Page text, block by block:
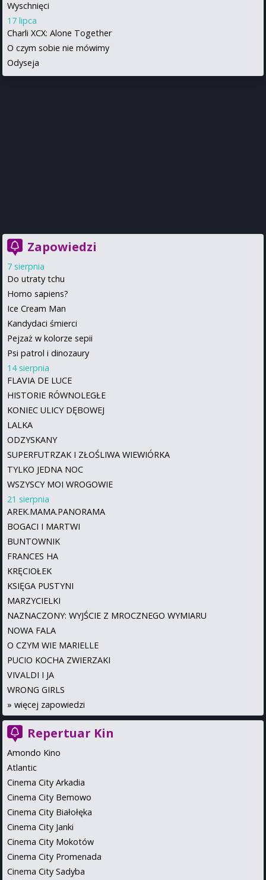
Wyschnięci
17 lipca
Charli XCX: Alone Together
O czym sobie nie mówimy
Odyseja
Zapowiedzi
7 sierpnia
Do utraty tchu
Homo sapiens?
Ice Cream Man
Kandydaci śmierci
Pejzaż w kolorze sepii
Psi patrol i dinozaury
14 sierpnia
FLAVIA DE LUCE
HISTORIE RÓWNOLEGŁE
KONIEC ULICY DĘBOWEJ
LALKA
ODZYSKANY
SUPERFUTRZAK I ZŁOŚLIWA WIEWIÓRKA
TYLKO JEDNA NOC
WSZYSCY MOI WROGOWIE
21 sierpnia
AREK.MAMA.PANORAMA
BOGACI I MARTWI
BUNTOWNIK
FRANCES HA
KRĘCIOŁEK
KSIĘGA PUSTYNI
MARZYCIELKI
NAZNACZONY: WYJŚCIE Z MROCZNEGO WYMIARU
NOWA FALA
O CZYM WIE MARIELLE
PUCIO KOCHA ZWIERZAKI
VIVALDI I JA
WRONG GIRLS
» więcej zapowiedzi
Repertuar Kin
Amondo Kino
Atlantic
Cinema City Arkadia
Cinema City Bemowo
Cinema City Białołęka
Cinema City Janki
Cinema City Mokotów
Cinema City Promenada
Cinema City Sadyba